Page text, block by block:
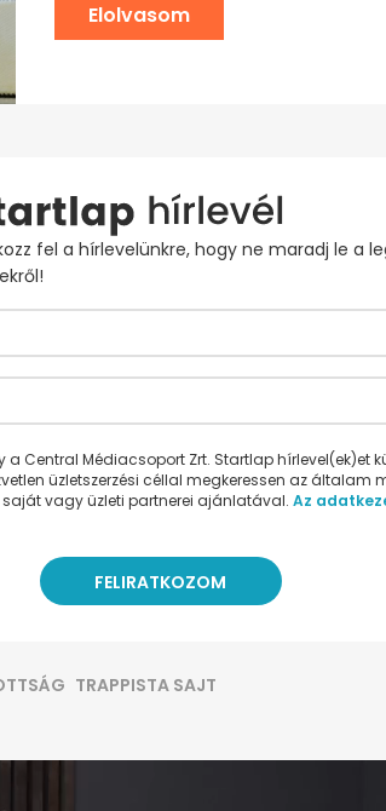
Elolvasom
fel a hírlevelünkre, hogy ne maradj le a
a Central Médiacsoport Zrt. Startlap hírlevel(ek)et
üzletszerzési céllal megkeressen az általam
vagy üzleti partnerei ajánlatával. Az
TRAPPISTA SAJT